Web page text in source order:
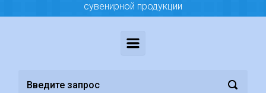
сувенирной продукции